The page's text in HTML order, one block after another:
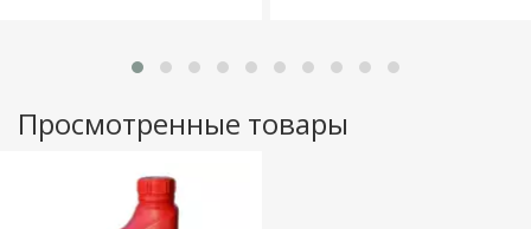
Просмотренные товары